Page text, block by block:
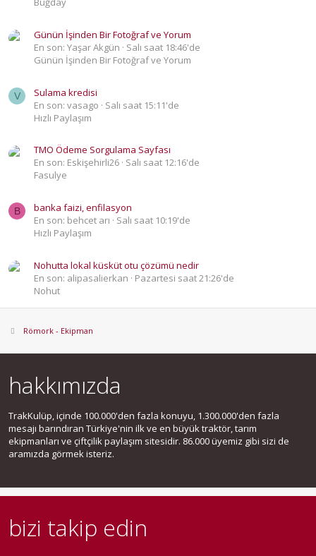
Günün İşinden Bir Fotoğraf ve Yorum
En son: Yaşar Akgün
Salı saat 18:46'de
Günün İşinden Bir Fotoğraf ve Yorum
V
Sulama kredisi
En son: vasago
Salı saat 15:11'de
Hızlı Paylaşım
TMO Ödeme Sorgulama Sayfası
En son: Eskişehirli26 Salı saat 12:16'de
Fasulye
B
banka faizi, enfilasyon
En son: behcet arı
Salı saat 10:19'de
Hızlı Paylaşım
Nohutta lokal küsküt otu çözümü nedir
En son: alipasalierkan
Pazartesi saat 21:26'de
Nohut
Römork - Ekipman
hakkımızda
TrakKulüp, içinde 100.000'den fazla konuyu, 1.300.000'den fazla
mesajı barındıran Türkiye'nin ilk ve en büyük traktör, tarım
ekipmanları ve çiftçilik paylaşım sitesidir. 86.000 üyemiz gibi sizi de
aramızda görmek isteriz.
bizi takip edin